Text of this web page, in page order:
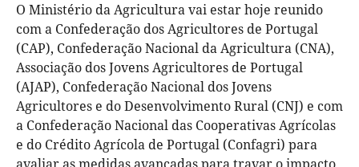
O Ministério da Agricultura vai estar hoje reunido
com a Confederação dos Agricultores de Portugal
(CAP), Confederação Nacional da Agricultura (CNA),
Associação dos Jovens Agricultores de Portugal
(AJAP), Confederação Nacional dos Jovens
Agricultores e do Desenvolvimento Rural (CNJ) e com
a Confederação Nacional das Cooperativas Agrícolas
e do Crédito Agrícola de Portugal (Confagri) para